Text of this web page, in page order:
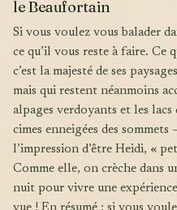
le Beaufortain
Si vous voulez vous balader dans une carte postale, vous savez
ce qu’il vous reste à faire. Ce
c’est la majesté de ses
mais qui restent néanmoins
alpages verdoyants et les
cimes enneigées des
l’impression d’être Heidi, «
Comme elle, on crèche dans
nuit pour vivre une